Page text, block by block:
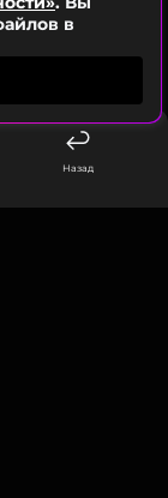
Назад
в